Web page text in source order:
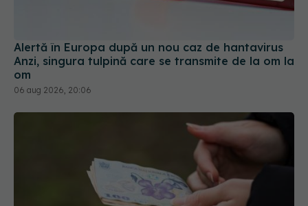
Alertă în Europa după un nou caz de hantavirus
Anzi, singura tulpină care se transmite de la om la
om
06 aug 2026, 20:06